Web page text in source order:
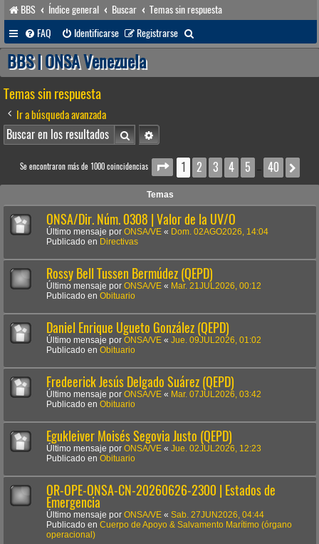
BBS Índice general Buscar
Temas sin respuesta
FAQ
Identificarse Registrarse
u
BBS | ONSA Venezuela
Temas sin respuesta
Ir a búsqueda avanzada
BuscarBúsqueda avanzada
Se encontraron más de 1000 coincidencias Página1 de 40
1 2 3 4 5 … 40
Temas
ONSA/Dir. Núm. 0308 | Valor de la UV/O
Último mensaje por ONSA/VE « Dom. 02AGO2026, 14:04
Publicado en Directivas
Rossy Bell Tussen Bermúdez (QEPD)
Último mensaje por ONSA/VE « Mar. 21JUL2026, 00:12
Publicado en Obituario
Daniel Enrique Ugueto González (QEPD)
Último mensaje por ONSA/VE « Jue. 09JUL2026, 01:02
Publicado en Obituario
Fredeerick Jesús Delgado Suárez (QEPD)
Último mensaje por ONSA/VE « Mar. 07JUL2026, 03:42
Publicado en Obituario
Egukleiver Moisés Segovia Justo (QEPD)
Último mensaje por ONSA/VE « Jue. 02JUL2026, 12:23
Publicado en Obituario
OR-OPE-ONSA-CN-20260626-2300 | Estados de
Emergencia
Último mensaje por ONSA/VE « Sab. 27JUN2026, 04:44
Publicado en Cuerpo de Apoyo & Salvamento Marítimo (órgano
operacional)